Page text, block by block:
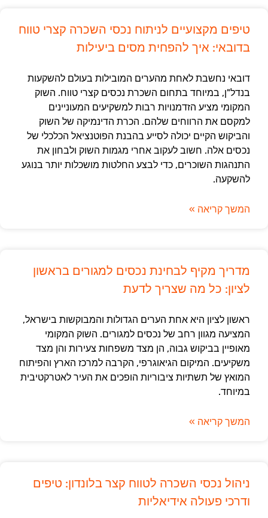
טיפים מקצועיים לניתוח נכסי השכרה קצרי טווח
בדובאי: איך להפחית מסים ביעילות
דובאי נחשבת לאחת מהערים המובילות בעולם להשקעות
בנדל"ן, במיוחד בתחום השכרת נכסים קצרי טווח. השוק
המקומי מציע הזדמנויות רבות למשקיעים המעוניינים
למקסם את הרווחים שלהם. הכרת הדינמיקה של השוק
והביקוש הקיים יכולה לסייע בהבנת הפוטנציאל הכלכלי של
נכסים אלה. חשוב לעקוב אחרי מגמות השוק ולבחון את
התנהגות השוכרים, כדי לבצע החלטות מושכלות יותר בנוגע
להשקעה.
המשך קריאה »
מדריך מקיף לבחינת נכסים למגורים בראשון
לציון: כל מה שצריך לדעת
ראשון לציון היא אחת הערים הגדולות והמבוקשות בישראל,
המציעה מגוון רחב של נכסים למגורים. השוק המקומי
מאופיין בביקוש גבוה, הן מצד משפחות צעירות והן מצד
משקיעים. המיקום הגיאוגרפי, הקרבה למרכז הארץ והפיתוח
המואץ של תשתיות ציבוריות הופכים את העיר לאטרקטיבית
במיוחד.
המשך קריאה »
ניהול נכסי השכרה לטווח קצר בלונדון: טיפים
ודרכי פעולה אידיאליות